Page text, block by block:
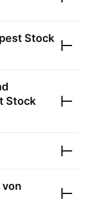
Stock
Stock